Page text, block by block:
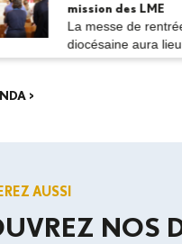
mission des LME
La messe de
diocésaine aura
vendredi 18...
>
AUSSI
NOS